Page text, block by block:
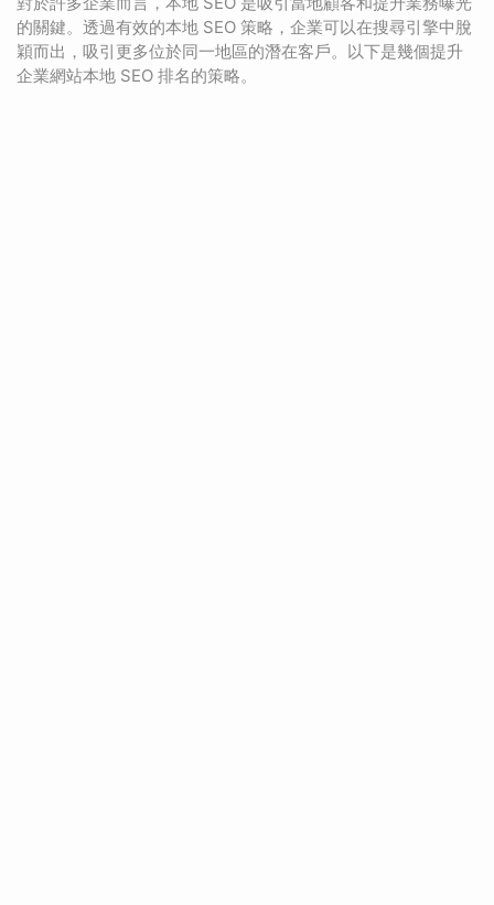
的關鍵。透過有效的本地 SEO 策略，企業可以在搜尋引擎中脫
穎而出，吸引更多位於同一地區的潛在客戶。以下是幾個提升
企業網站本地 SEO 排名的策略。